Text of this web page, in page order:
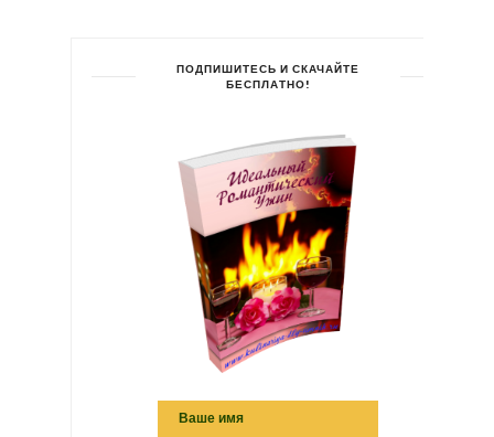
ПОДПИШИТЕСЬ И СКАЧАЙТЕ
БЕСПЛАТНО!
Ваше имя